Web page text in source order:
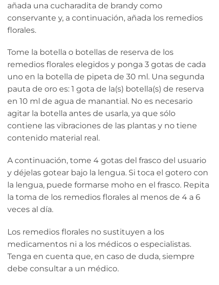
añada una cucharadita de brandy como
conservante y, a continuación, añada los remedios
florales.
Tome la botella o botellas de reserva de los
remedios florales elegidos y ponga 3 gotas de cada
uno en la botella de pipeta de 30 ml. Una segunda
pauta de oro es: 1 gota de la(s) botella(s) de reserva
en 10 ml de agua de manantial. No es necesario
agitar la botella antes de usarla, ya que sólo
contiene las vibraciones de las plantas y no tiene
contenido material real.
A continuación, tome 4 gotas del frasco del usuario
y déjelas gotear bajo la lengua. Si toca el gotero con
la lengua, puede formarse moho en el frasco. Repita
la toma de los remedios florales al menos de 4 a 6
veces al día.
Los remedios florales no sustituyen a los
medicamentos ni a los médicos o especialistas.
Tenga en cuenta que, en caso de duda, siempre
debe consultar a un médico.